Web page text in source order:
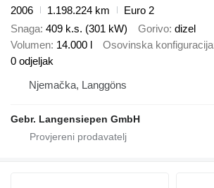
2006
1.198.224 km
Euro 2
Snaga 409 k.s. (301 kW) Gorivo dizel
Volumen 14.000 l Osovinska konfiguracija
0 odjeljak
Njemačka, Langgöns
Gebr. Langensiepen GmbH